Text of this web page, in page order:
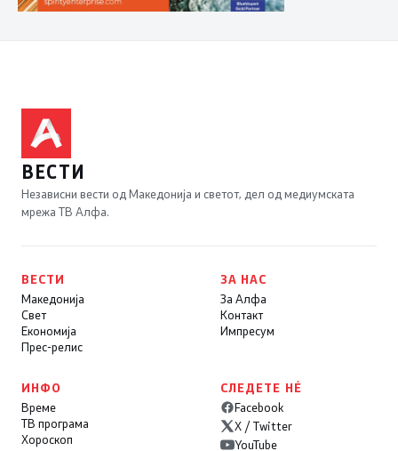
ВЕСТИ
Независни вести од Македонија и светот, дел од медиумската
мрежа ТВ Алфа.
ВЕСТИ
Македонија
Свет
Економија
Прес-релис
ЗА НАС
За Алфа
Контакт
Импресум
ИНФО
Време
ТВ програма
Хороскоп
СЛЕДЕТЕ НÉ
Facebook
X / Twitter
YouTube